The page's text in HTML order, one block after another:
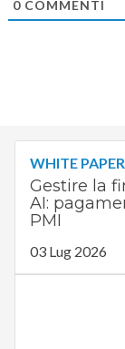
0COMMENTI
WHITE PAPER
Gestire la
AI:
PMI
03 Lug 2026